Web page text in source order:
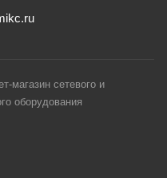
магазин сетевого и
оборудования